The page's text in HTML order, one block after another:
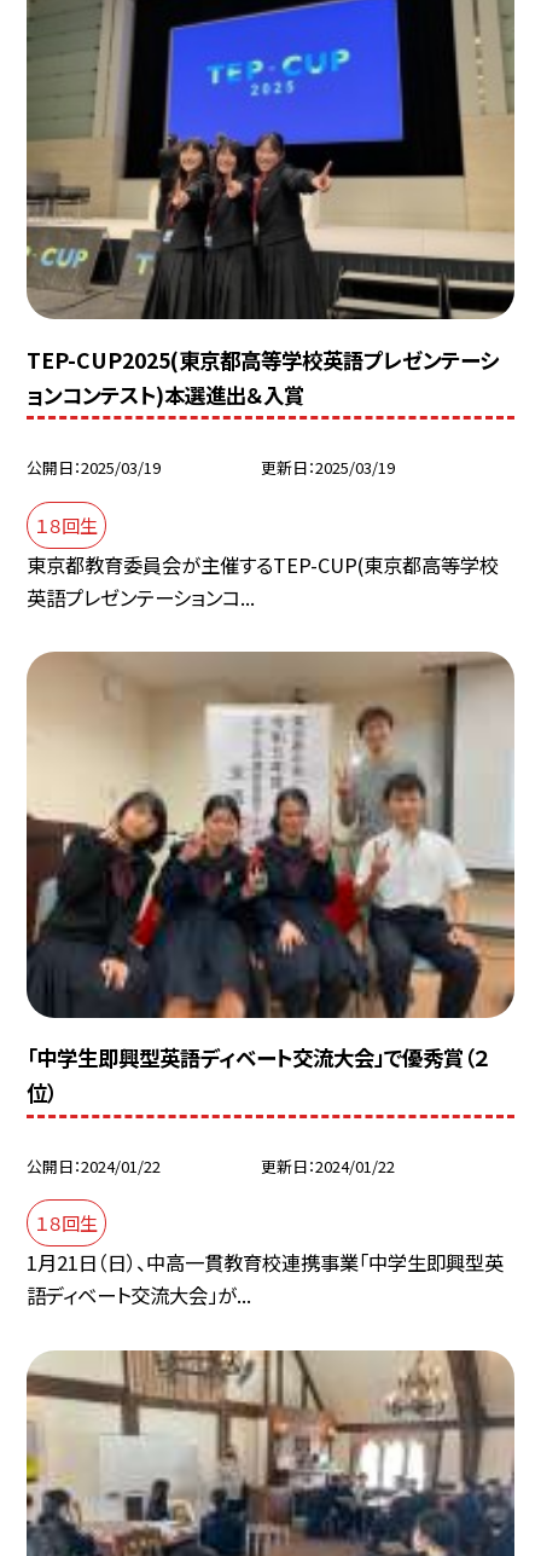
TEP-CUP2025(東京都高等学校英語プレゼンテーシ
ョンコンテスト)本選進出＆入賞
公開日 2025/03/19 更新日 2025/03/19
１８回生
東京都教育委員会が主催するTEP-CUP(東京都高等学校
英語プレゼンテーションコ...
「中学生即興型英語ディベート交流大会」で優秀賞（２
位）
公開日 2024/01/22 更新日 2024/01/22
１８回生
1月21日（日）、中高一貫教育校連携事業「中学生即興型英
語ディベート交流大会」が...